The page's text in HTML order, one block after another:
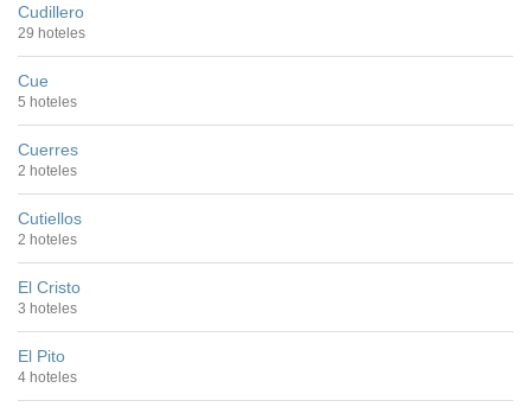
Cudillero
29 hoteles
Cue
5 hoteles
Cuerres
2 hoteles
Cutiellos
2 hoteles
El Cristo
3 hoteles
El Pito
4 hoteles